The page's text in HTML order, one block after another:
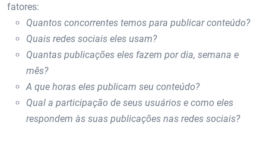
fatores:
Quantos concorrentes temos para publicar conteúdo?
Quais redes sociais eles usam?
Quantas publicações eles fazem por dia, semana e
mês?
A que horas eles publicam seu conteúdo?
Qual a participação de seus usuários e como eles
respondem às suas publicações nas redes sociais?